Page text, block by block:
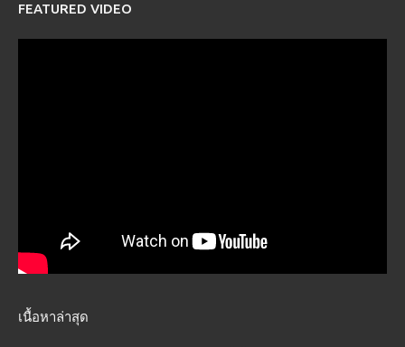
FEATURED VIDEO
เนื้อหาล่าสุด